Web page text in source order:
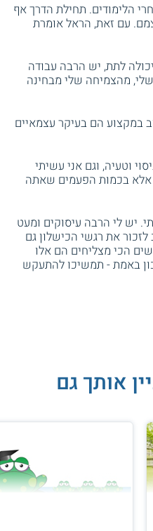
הלימודים. תחילת הדרך אף
עם זאת, הראל אומרת
לתת, יש הרבה עבודה
מהצמיחה שלי מבחינה
במקצוע הם בעיקר עצמאיים
וטעיה, וגם אני עשיתי
אלא בכמות הפעמים שאתה
יש לי הרבה עיסוקים ומעט
את רגשי הכישלון גם
הכי מצליחים הם אלו
באמת - תמשיכו להתעקש
אותך גם